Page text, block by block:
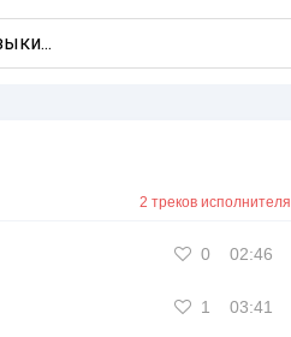
2 треков исполнителя
0 02:46
1 03:41